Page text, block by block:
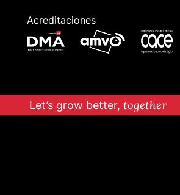
Acreditaciones
Let’s grow better, together